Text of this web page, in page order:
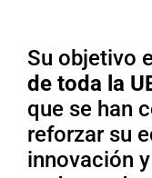
Su objetivo
de toda la
que se han
reforzar su
innovación